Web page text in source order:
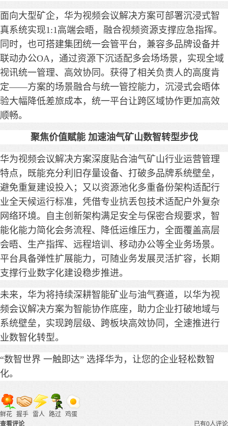
面向大型矿企，华为视频会议解决方案可部署沉浸式智
真系统实现1:1高端会晤，融合视频资源支撑应急指挥。
同时，也可搭建集团统一会管平台，兼容多品牌设备并
联动办公OA，通过资源下沉适配多会场场景，实现全域
视讯统一管理、高效协同。获得了相关负责人的高度肯
定——方案的场景融合与统一管控能力，沉浸式会晤体
验大幅降低差旅成本，统一平台让跨区域协作更加高效
顺畅。
聚焦价值赋能 加速油气矿山数智转型步伐
华为视频会议解决方案深度贴合油气矿山行业运营管理
特点，既能充分利旧存量设备、打破多品牌系统壁垒，
避免重复建设投入；又以资源池化多重备份架构适配行
业全天候运行标准，凭借专业抗丢包技术适配户外复杂
网络环境。自主创新架构满足安全与保密合规要求，智
能化能力简化会务流程、降低运维压力，全面覆盖高层
会晤、生产指挥、远程培训、移动办公等全业务场景。
平台具备弹性扩展能力，可随业务发展灵活扩容，长期
支撑行业数字化建设稳步推进。
未来，华为将持续深耕智能矿业与油气赛道，以华为视
频会议解决方案为智能协作底座，助力企业打破地域与
系统壁垒，实现跨层级、跨板块高效协同，全速推进行
业数智化转型。
“数智世界 一触即达” 选择华为，让您的企业轻松数智
化。
鲜花 握手 雷人 路过 鸡蛋
已有0人评论
查看评论